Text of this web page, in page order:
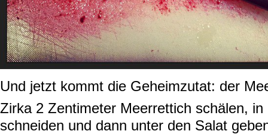
Und jetzt kommt die Geheimzutat: der
Zirka 2 Zentimeter Meerrettich schälen, in
schneiden und dann unter den Salat